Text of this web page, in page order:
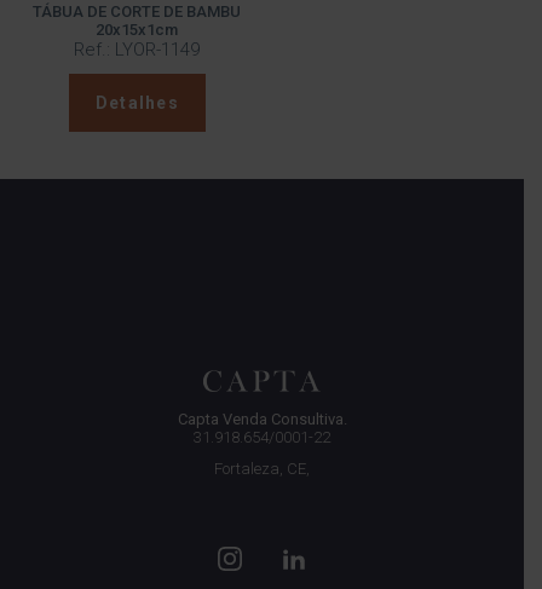
TÁBUA DE CORTE DE BAMBU
20x15x1cm
Ref.: LYOR-1149
Detalhes
Capta Venda Consultiva.
31.918.654/0001-22
Fortaleza, CE,